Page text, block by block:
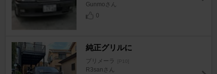
Gunmoさん
0
純正グリルに
プリメーラ [P10]
R3sanさん